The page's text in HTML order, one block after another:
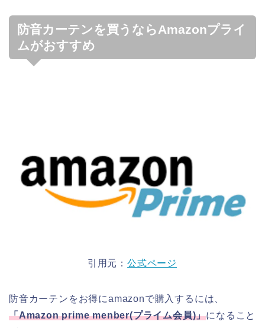
防音カーテンを買うならAmazonプライ
ムがおすすめ
引用元：公式ページ
防音カーテンをお得にamazonで購入するには、
「Amazon prime menber(プライム会員)」になること